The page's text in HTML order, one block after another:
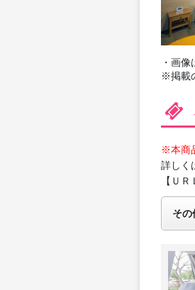
・画
※掲載
※本商
詳しく
【ＵＲ
その